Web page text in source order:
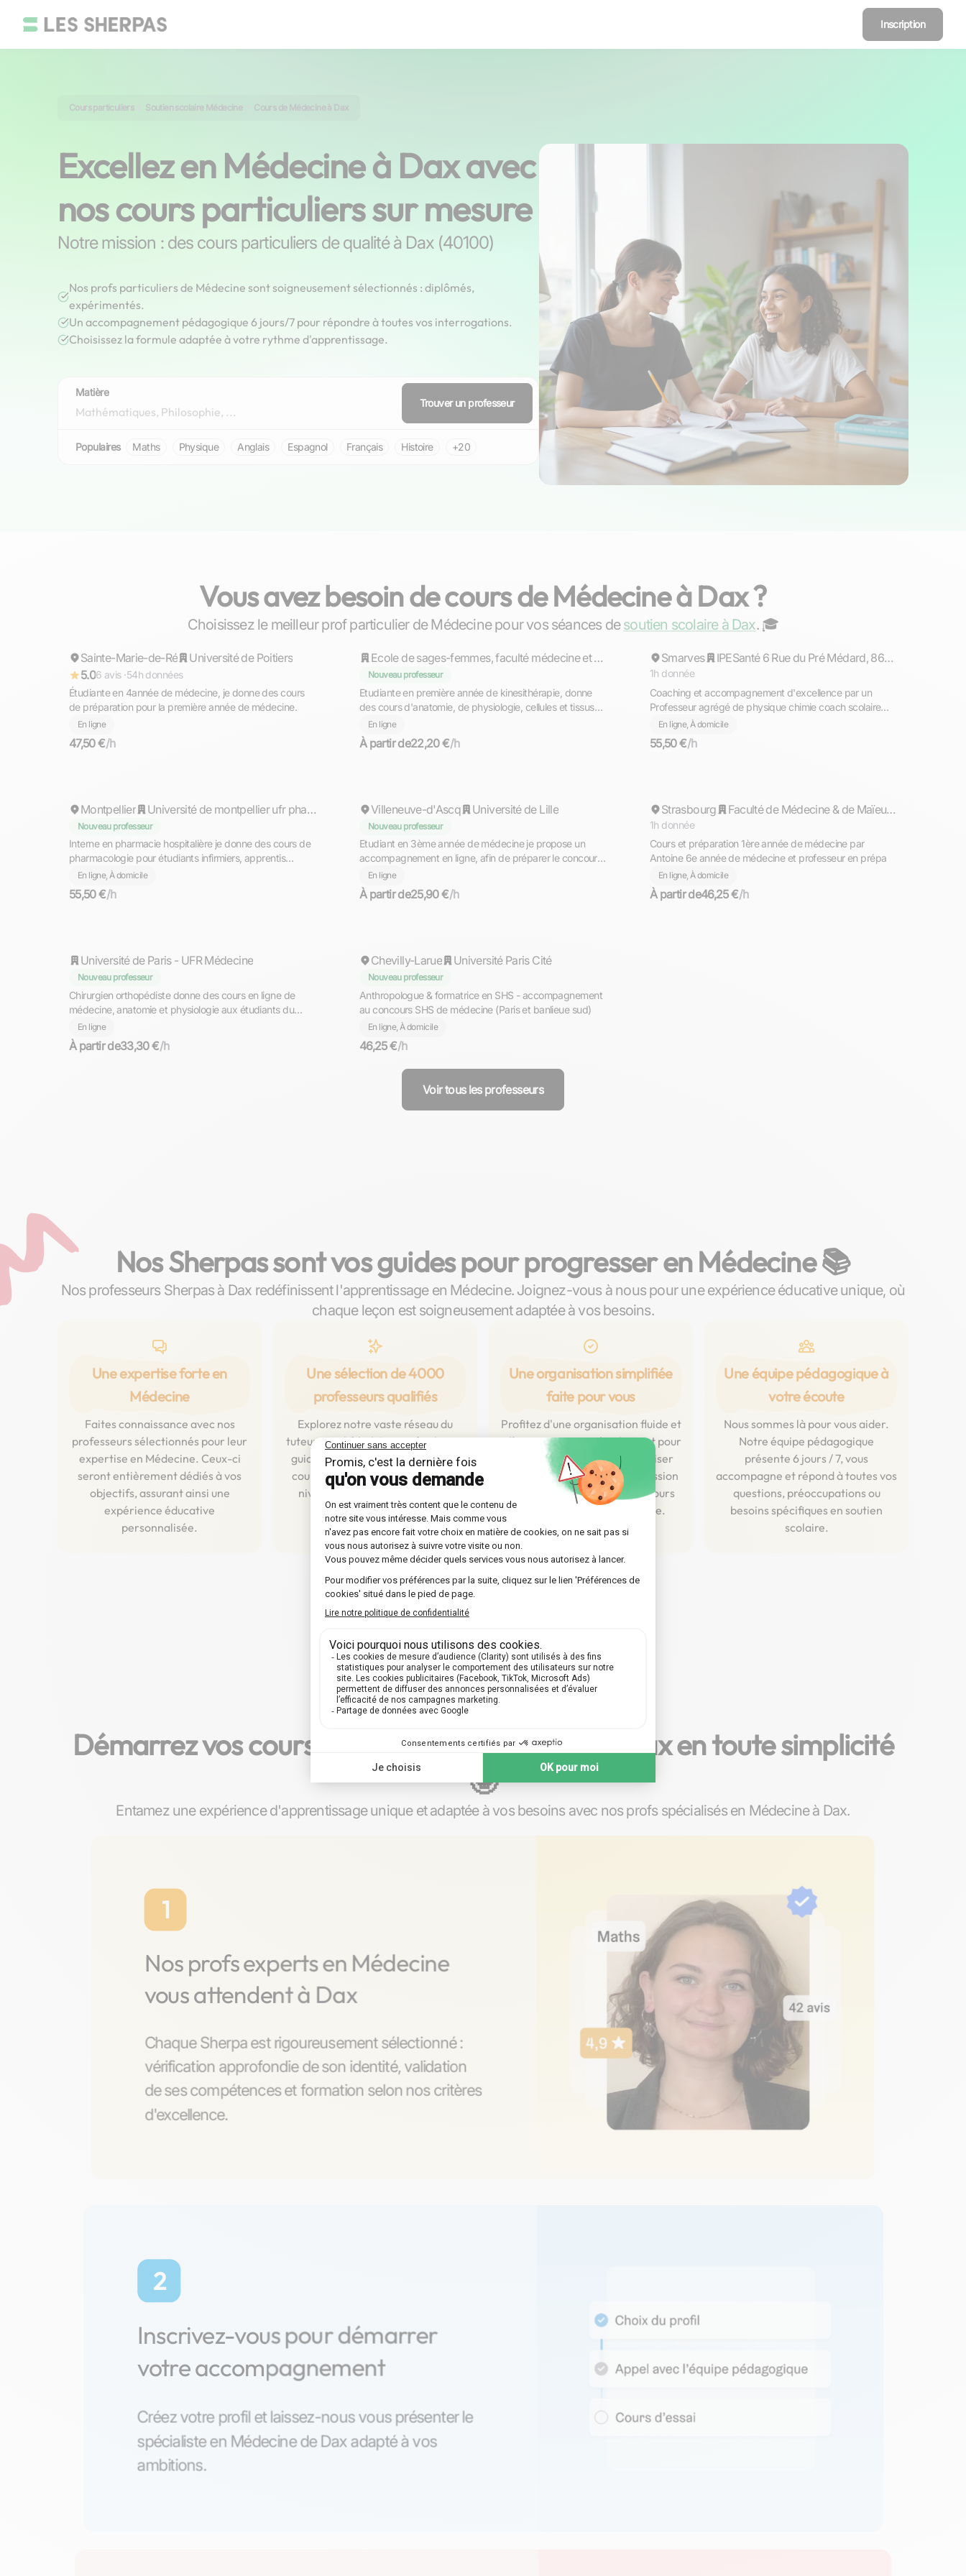
Inscription
Cours particuliers Soutien scolaire Médecine Cours de Médecine à Dax
Excellez en Médecine à Dax avec
nos cours particuliers sur mesure
Notre mission : des cours particuliers de qualité à Dax (40100)
Nos profs particuliers de Médecine sont soigneusement sélectionnés : diplômés,
expérimentés.
Un accompagnement pédagogique 6 jours/7 pour répondre à toutes vos interrogations.
Choisissez la formule adaptée à votre rythme d'apprentissage.
Matière
Trouver un professeur
Populaires Maths Physique Anglais Espagnol Français Histoire +20
Vous avez besoin de cours de Médecine à Dax ?
Choisissez le meilleur prof particulier de Médecine pour vos séances desoutien scolaire à Dax. ‍🎓
Répond rapidement
Sainte-Marie-de-Ré
Université de Poitiers
5.06 avis ·54h données
Étudiante en 4année de médecine, je donne des cours
de préparation pour la première année de médecine.
En ligne
47,50 €/h
Pauline
Ecole de sages-femmes, faculté médecine et maïeutique Lyon-Sud, université Claude Bernard Lyon1
Nouveau professeur
Etudiante en première année de kinesithérapie, donne
des cours d'anatomie, de physiologie, cellules et tissus
ainsi que sur la méthodologie aux lycéens et futur
étudiants PASS en ligne
En ligne
À partir de22,20 €/h
Répond rapidement
Samuel
Smarves IPESanté 6 Rue du Pré Médard, 86280 Saint-Benoît
1h donnée
Coaching et accompagnement d'excellence par un
Professeur agrégé de physique chimie coach scolaire
pour réussir médecine LAS et PASS à Poitiers
En ligne, À domicile
55,50 €/h
Répond rapidement
Montpellier Université de montpellier ufr pharmacie
Nouveau professeur
Interne en pharmacie hospitalière je donne des cours de
pharmacologie pour étudiants infirmiers, apprentis
préparateurs, ou autre spécialités médicales et
paramédicale, secteur : Montpellier/Nimes ou en ligne
En ligne, À domicile
55,50 €/h
Villeneuve-d'Ascq Université de Lille
Nouveau professeur
Etudiant en 3ème année de médecine je propose un
accompagnement en ligne, afin de préparer le concours
d’entrée en médecine.
En ligne
À partir de25,90 €/h
Strasbourg Faculté de Médecine & de Maïeutique - filière maïeutique
1h donnée
Cours et préparation 1ère année de médecine par
Antoine 6e année de médecine et professeur en prépa
En ligne, À domicile
À partir de46,25 €/h
Université de Paris - UFR Médecine
Nouveau professeur
Chirurgien orthopédiste donne des cours en ligne de
médecine, anatomie et physiologie aux étudiants du
supérieur
En ligne
À partir de33,30 €/h
Chevilly-Larue Université Paris Cité
Nouveau professeur
Anthropologue & formatrice en SHS - accompagnement
au concours SHS de médecine (Paris et banlieue sud)
En ligne, À domicile
46,25 €/h
Voir tous les professeurs
Nos Sherpas sont vos guides pour progresser en Médecine 📚
Nos professeurs Sherpas à Dax redéfinissent l'apprentissage en Médecine. Joignez-vous à nous pour une expérience éducative unique, où
chaque leçon est soigneusement adaptée à vos besoins.
Une expertise forte en
Médecine
Faites connaissance avec nos
professeurs sélectionnés pour leur
expertise en Médecine. Ceux-ci
seront entièrement dédiés à vos
objectifs, assurant ainsi une
expérience éducative
personnalisée.
Une sélection de 4000
professeurs qualifiés
Explorez notre vaste réseau du
tuteurs qualifiés à Dax, prêts à vous
guider en Médecine à travers des
cours personnalisés pour tous les
niveaux : collège, lycée, prépa,
université.
Une organisation simplifiée
faite pour vous
Profitez d'une organisation fluide et
efficace, conçue spécialement pour
vous permettre de vous focaliser
entièrement sur votre progression
en Médecine. Au choix, des cours
près de chez vous ou en ligne.
Une équipe pédagogique à
votre écoute
Nous sommes là pour vous aider.
Notre équipe pédagogique
présente 6 jours / 7, vous
accompagne et répond à toutes vos
questions, préoccupations ou
besoins spécifiques en soutien
scolaire.
Démarrez vos cours particuliers sur mesure à Dax en toute simplicité
🤓​
Entamez une expérience d'apprentissage unique et adaptée à vos besoins avec nos profs spécialisés en Médecine à Dax.
1
Nos profs experts en Médecine
vous attendent à Dax
Chaque Sherpa est rigoureusement sélectionné :
vérification approfondie de son identité, validation
de ses compétences et formation selon nos critères
d'excellence.
2
Inscrivez-vous pour démarrer
votre accompagnement
Créez votre profil et laissez-nous vous présenter le
spécialiste en Médecine de Dax adapté à vos
ambitions.